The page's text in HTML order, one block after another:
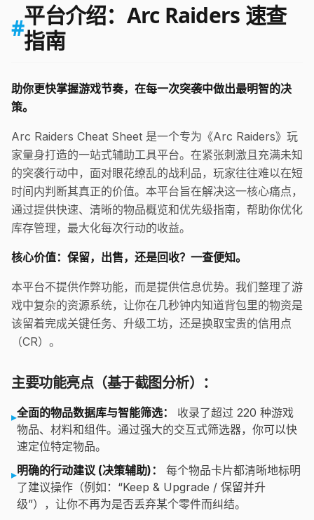
#平台介绍：Arc Raiders 速查
指南
助你更快掌握游戏节奏，在每一次突袭中做出最明智的决
策。
Arc Raiders Cheat Sheet 是一个专为《Arc Raiders》玩
家量身打造的一站式辅助工具平台。在紧张刺激且充满未知
的突袭行动中，面对眼花缭乱的战利品，玩家往往难以在短
时间内判断其真正的价值。本平台旨在解决这一核心痛点，
通过提供快速、清晰的物品概览和优先级指南，帮助你优化
库存管理，最大化每次行动的收益。
核心价值：保留，出售，还是回收？一查便知。
本平台不提供作弊功能，而是提供信息优势。我们整理了游
戏中复杂的资源系统，让你在几秒钟内知道背包里的物资是
该留着完成关键任务、升级工坊，还是换取宝贵的信用点
（CR）。
主要功能亮点（基于截图分析）：
▸全面的物品数据库与智能筛选：
收录了超过 220 种游戏
物品、材料和组件。通过强大的交互式筛选器，你可以快
速定位特定物品。
▸明确的行动建议 (决策辅助)：
每个物品卡片都清晰地标明
了建议操作（例如：“Keep & Upgrade / 保留并升
级”），让你不再为是否丢弃某个零件而纠结。